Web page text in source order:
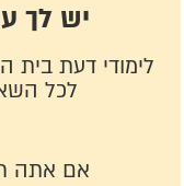
יש לך
לימודי דעת בית
לכל
אם אתה